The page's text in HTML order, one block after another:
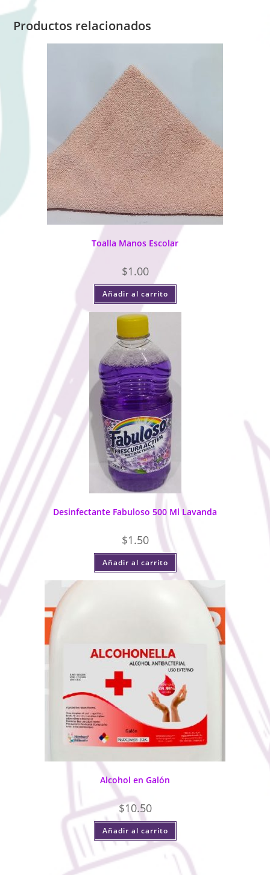
Productos relacionados
Toalla Manos Escolar
$1.00
Añadir al carrito
Desinfectante Fabuloso 500 Ml Lavanda
$1.50
Añadir al carrito
Alcohol en Galón
$10.50
Añadir al carrito